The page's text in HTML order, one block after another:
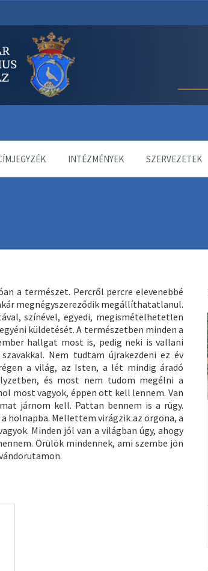
INTÉZMÉNYEK SZERVEZETEK
a természet. Percről percre elevenebbé
megnégyszereződik megállíthatatlanul.
színével, egyedi, megismételhetetlen
küldetését. A természetben minden a
hallgat most is, pedig neki is vallani
Nem tudtam újrakezdeni ez év
a világ, az Isten, a lét mindig áradó
és most nem tudom megélni a
most vagyok, éppen ott kell lennem. Van
járnom kell. Pattan bennem is a rügy.
holnapba. Mellettem virágzik az orgona, a
Minden jól van a világban úgy, ahogy
Örülök mindennek, ami szembe jön